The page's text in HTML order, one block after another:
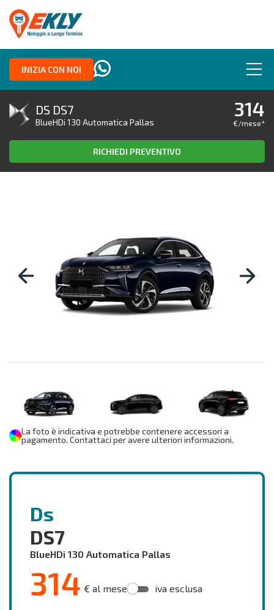
INIZIA CON NOI
DS DS7
BlueHDi 130 Automatica Pallas
314
€/mese*
RICHIEDI PREVENTIVO
La foto è indicativa e potrebbe contenere accessori a
pagamento. Contattaci per avere ulteriori informazioni.
Ds
DS7
BlueHDi 130 Automatica Pallas
314 € al mese iva esclusa